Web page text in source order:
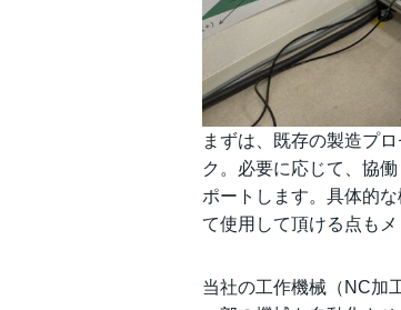
まずは、既存の製造プ
ク。必要に応じて、協
ポートします。具体的
て使用して頂ける点もメ
当社の工作機械（NC加